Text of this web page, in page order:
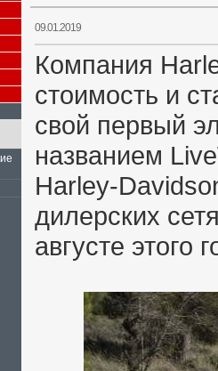
09.01.2019
Компания
стоимость и
свой первый
названием
Harley-
дилерских
августе этого